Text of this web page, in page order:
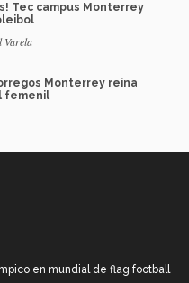
Tec campus Monterrey
Varela
Monterrey reina
femenil
en mundial de flag football